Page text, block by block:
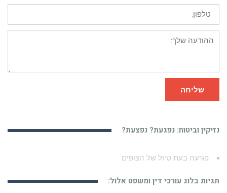
טלפון:
ההודעה
שלך:
שליחה
נזיקין וביטוח: נפגעת? נפצעת?
עורך דין לנזיקין – תאונות, פגיעות, תביעה ופיצויים
תגיות בלוג עורכי דין ומשפט אלול: